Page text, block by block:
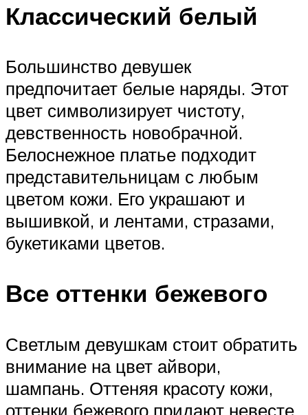
Классический белый
Большинство девушек
предпочитает белые наряды. Этот
цвет символизирует чистоту,
девственность новобрачной.
Белоснежное платье подходит
представительницам с любым
цветом кожи. Его украшают и
вышивкой, и лентами, стразами,
букетиками цветов.
Все оттенки бежевого
Светлым девушкам стоит обратить
внимание на цвет айвори,
шампань. Оттеняя красоту кожи,
оттенки бежевого придают невесте